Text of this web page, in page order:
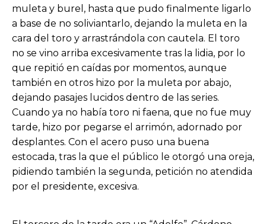
muleta y burel, hasta que pudo finalmente ligarlo
a base de no soliviantarlo, dejando la muleta en la
cara del toro y arrastrándola con cautela. El toro
no se vino arriba excesivamente tras la lidia, por lo
que repitió en caídas por momentos, aunque
también en otros hizo por la muleta por abajo,
dejando pasajes lucidos dentro de las series.
Cuando ya no había toro ni faena, que no fue muy
tarde, hizo por pegarse el arrimón, adornado por
desplantes. Con el acero puso una buena
estocada, tras la que el público le otorgó una oreja,
pidiendo también la segunda, petición no atendida
por el presidente, excesiva.